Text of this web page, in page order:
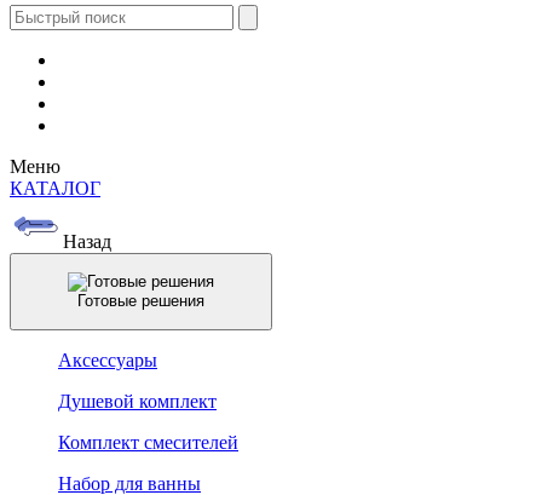
Меню
КАТАЛОГ
Назад
Готовые решения
Аксессуары
Душевой комплект
Комплект смесителей
Набор для ванны